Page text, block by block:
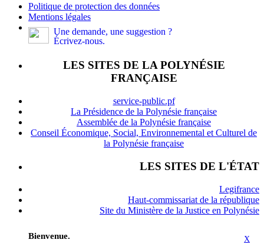
Politique de protection des données
Mentions légales
Une demande, une suggestion ?
Écrivez-nous.
LES SITES DE LA POLYNÉSIE
FRANÇAISE
service-public.pf
La Présidence de la Polynésie française
Assemblée de la Polynésie française
Conseil Économique, Social, Environnemental et Culturel de
la Polynésie française
LES SITES DE L'ÉTAT
Legifrance
Haut-commissariat de la république
Site du Ministère de la Justice en Polynésie
X
Bienvenue.